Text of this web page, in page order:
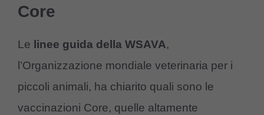
Core
Le linee guida della WSAVA,
l’Organizzazione mondiale veterinaria per i
piccoli animali, ha chiarito quali sono le
vaccinazioni Core, quelle altamente